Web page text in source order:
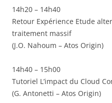
14h20 – 14h40
Retour Expérience Etude
traitement massif
(J.O. Nahoum – Atos Origin)
14h40 – 15h00
Tutoriel L’impact du Cloud
(G. Antonetti – Atos Origin)